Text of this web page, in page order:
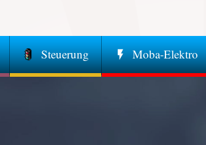
Steuerung Moba-Elektro